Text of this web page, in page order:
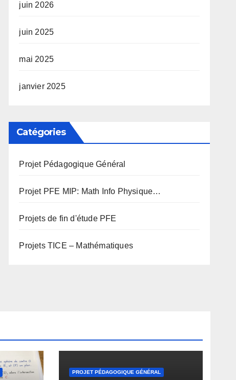
juin 2026
juin 2025
mai 2025
janvier 2025
Catégories
Projet Pédagogique Général
Projet PFE MIP: Math Info Physique…
Projets de fin d'étude PFE
Projets TICE – Mathématiques
PROJET PÉDAGOGIQUE GÉNÉRAL